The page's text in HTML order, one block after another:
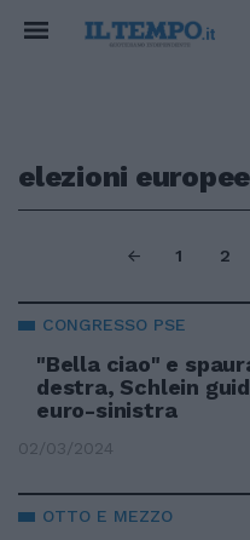
elezioni europee
1 2
CONGRESSO PSE
"Bella ciao" e
destra, Schlein
euro-sinistra
02/03/2024
OTTO E MEZZO